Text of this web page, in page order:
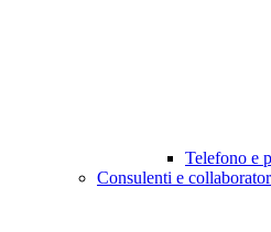
Telefono e
Consulenti e